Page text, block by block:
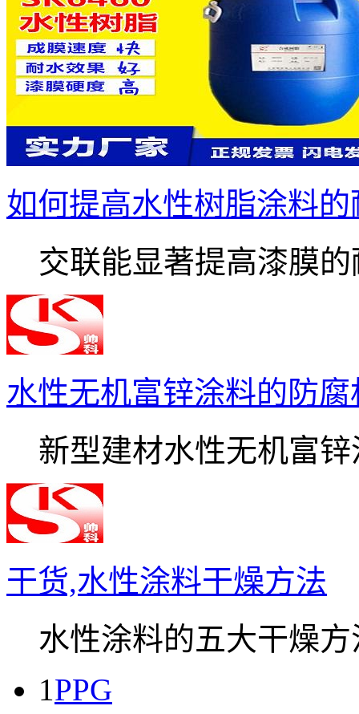
如何提高水性树脂涂料
交联能显著提高漆膜的
水性无机富锌涂料的防腐
新型建材水性无机富锌
干货,水性涂料干燥方法
水性涂料的五大干燥方
1PPG